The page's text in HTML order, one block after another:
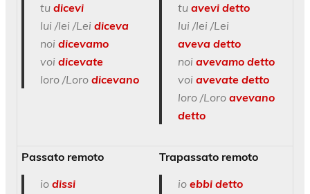
tu dicevi
lui /lei /Lei diceva
noi dicevamo
voi dicevate
loro /Loro dicevano
tu avevi detto
lui /lei /Lei
aveva detto
noi avevamo detto
voi avevate detto
loro /Loro avevano
detto
Passato remoto
io dissi
Trapassato remoto
io ebbi detto